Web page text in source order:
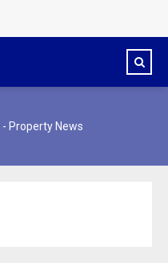
- Property News